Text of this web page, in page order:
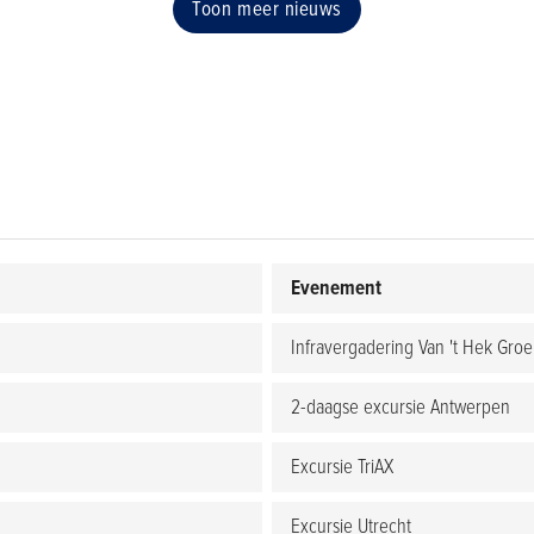
Toon meer nieuws
Evenement
Infravergadering Van 't Hek
2-daagse excursie Antwerpen
Excursie TriAX
Excursie Utrecht